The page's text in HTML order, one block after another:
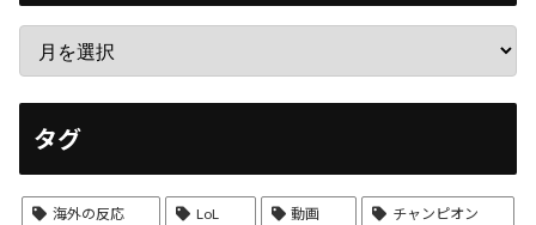
タグ
海外の反応 LoL 動画 チャンピオン